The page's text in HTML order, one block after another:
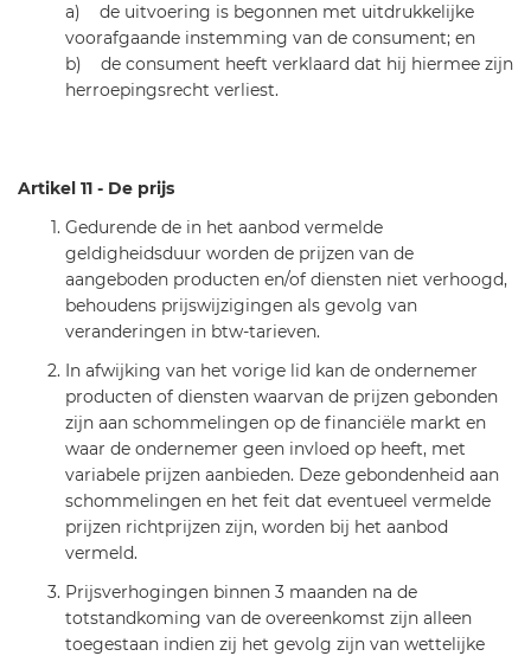
a) de uitvoering is begonnen met uitdrukkelijke
voorafgaande instemming van de consument; en
b) de consument heeft verklaard dat hij hiermee zijn
herroepingsrecht verliest.
Artikel 11 - De prijs
Gedurende de in het aanbod vermelde
geldigheidsduur worden de prijzen van de
aangeboden producten en/of diensten niet verhoogd,
behoudens prijswijzigingen als gevolg van
veranderingen in btw-tarieven.
In afwijking van het vorige lid kan de ondernemer
producten of diensten waarvan de prijzen gebonden
zijn aan schommelingen op de financiële markt en
waar de ondernemer geen invloed op heeft, met
variabele prijzen aanbieden. Deze gebondenheid aan
schommelingen en het feit dat eventueel vermelde
prijzen richtprijzen zijn, worden bij het aanbod
vermeld.
Prijsverhogingen binnen 3 maanden na de
totstandkoming van de overeenkomst zijn alleen
toegestaan indien zij het gevolg zijn van wettelijke